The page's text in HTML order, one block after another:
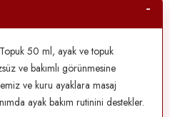
50 ml, ayak ve topuk
ve bakımlı görünmesine
ve kuru ayaklara masaj
ayak bakım rutinini destekler.